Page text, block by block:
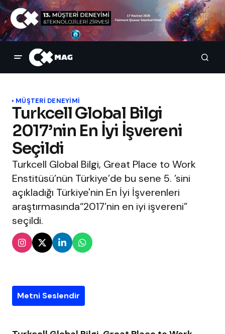
MÜŞTERI DENEYIMI
Turkcell Global Bilgi
2017’nin En İyi İşvereni
Seçildi
Turkcell Global Bilgi, Great Place to Work
Enstitüsü’nün Türkiye’de bu sene 5. ’sini
açıkladığı Türkiye'nin En İyi İşverenleri
araştırmasında“2017’nin en iyi işvereni”
seçildi.
Metni Seslendir